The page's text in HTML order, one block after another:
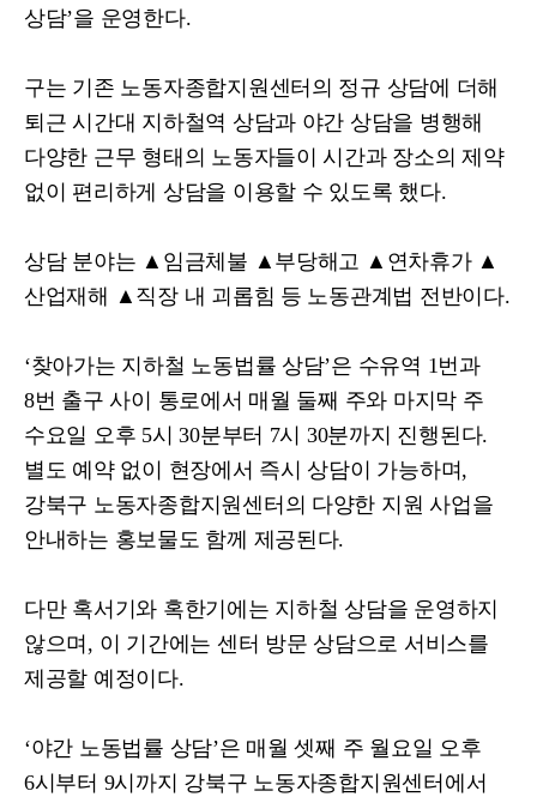
상담’을 운영한다.
구는 기존 노동자종합지원센터의 정규 상담에 더해
퇴근 시간대 지하철역 상담과 야간 상담을 병행해
다양한 근무 형태의 노동자들이 시간과 장소의 제약
없이 편리하게 상담을 이용할 수 있도록 했다.
상담 분야는 ▲ 임금체불 ▲ 부당해고 ▲ 연차휴가 ▲
산업재해 ▲ 직장 내 괴롭힘 등 노동관계법 전반이다.
‘찾아가는 지하철 노동법률 상담’은 수유역 1번과
8번 출구 사이 통로에서 매월 둘째 주와 마지막 주
수요일 오후 5시30분부터 7시 30분까지 진행된다.
별도 예약 없이 현장에서 즉시 상담이 가능하며 ,
강북구 노동자종합지원센터의 다양한 지원 사업을
안내하는 홍보물도 함께 제공된다.
다만 혹서기와 혹한기에는 지하철 상담을 운영하지
않으며 , 이 기간에는 센터 방문 상담으로 서비스를
제공할 예정이다.
‘야간 노동법률 상담’은 매월 셋째 주 월요일 오후
6시부터 9시까지 강북구 노동자종합지원센터에서